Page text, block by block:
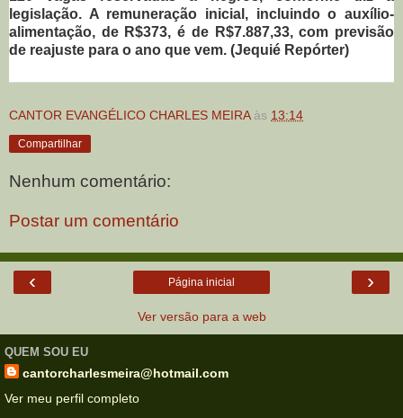
legislação. A remuneração inicial, incluindo o auxílio-
alimentação, de R$373, é de R$7.887,33, com previsão
de reajuste para o ano que vem. (Jequié Repórter)
CANTOR EVANGÉLICO CHARLES MEIRA às 13:14
Compartilhar
Nenhum comentário:
Postar um comentário
‹ ›
Página inicial
Ver versão para a web
QUEM SOU EU
cantorcharlesmeira@hotmail.com
Ver meu perfil completo